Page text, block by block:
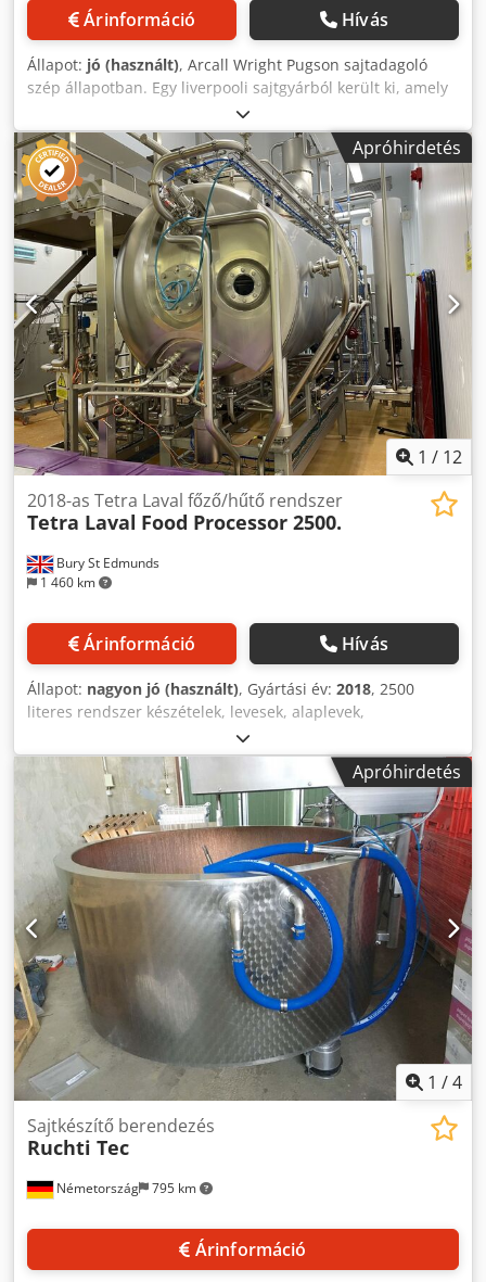
Árinformáció Hívás
Állapot: jó (használt), Arcall Wright Pugson sajtadagoló
szép állapotban. Egy liverpooli sajtgyárból került ki, amely
2019-ben ment tönkre, azóta raktárban van. Dwjdpfst R R
Ukox Apcsa
Apróhirdetés
1 / 12
Bury St Edmunds
1 460 km
2018-as Tetra Laval főző/hűtő rendszer
Tetra Laval Food Processor 2500.
Árinformáció Hívás
Állapot: nagyon jó (használt), Gyártási év: 2018, 2500
literes rendszer készételek, levesek, alaplevek,
gyümölcskészítmények, lekvárok és marmeládok,
hagyományos és nemzetközi ételek, szószok és pürék,
cukrászati termékek főzésére és hűtésére. 2018-ban
újonnan telepítették, több mint £450,000 értékben. Dedpfx
Apjw Rn S Ujcewa
Apróhirdetés
1 /4
Németország 795 km
Sajtkészítő berendezés
Ruchti Tec
Árinformáció